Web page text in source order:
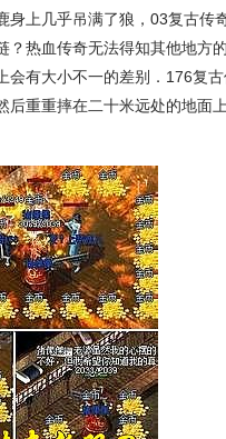
身上几乎吊满了狼，03复古传
？热血传奇无法得知其他地方
会有大小不一的差别．176复
后重重摔在二十米远处的地面